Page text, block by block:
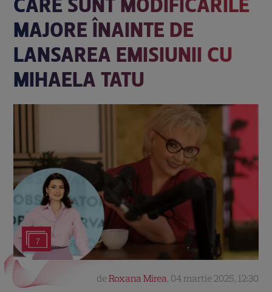
MAJORE ÎNAINTE DE
LANSAREA EMISIUNII CU
MIHAELA TATU
7
deRoxana Mirea, 04 martie 2025, 12:30